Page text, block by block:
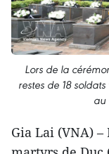
Lors de la
restes de 18
au
Gia Lai (VNA)